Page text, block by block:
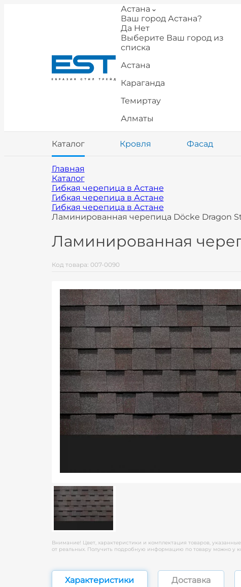
Астана
Ваш город Астана?
Да Нет
Выберите Ваш город из
списка
Астана
Караганда
Темиртау
Алматы
Каталог Кровля Фасад
Главная
Каталог
Гибкая черепица в Астане
Гибкая черепица в Астане
Гибкая черепица в Астане
Ламинированная черепица Döcke Dragon
Ламинированная
Код товара: 007-0090
Внимание! Цвет, характеристики и комплектация товаров, указанные
от реальных. Получить подробную информацию по товару можно у
Характеристики Доставка